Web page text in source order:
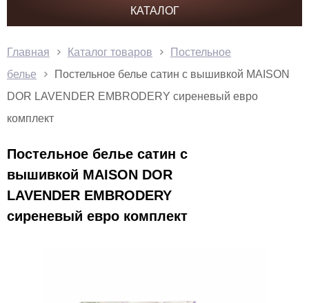
КАТАЛОГ
Главная Каталог товаров
Постельное
белье
Постельное белье сатин с вышивкой MAISON
DOR LAVENDER EMBRODERY сиреневый евро
комплект
Постельное белье сатин с
вышивкой MAISON DOR
LAVENDER EMBRODERY
сиреневый евро комплект